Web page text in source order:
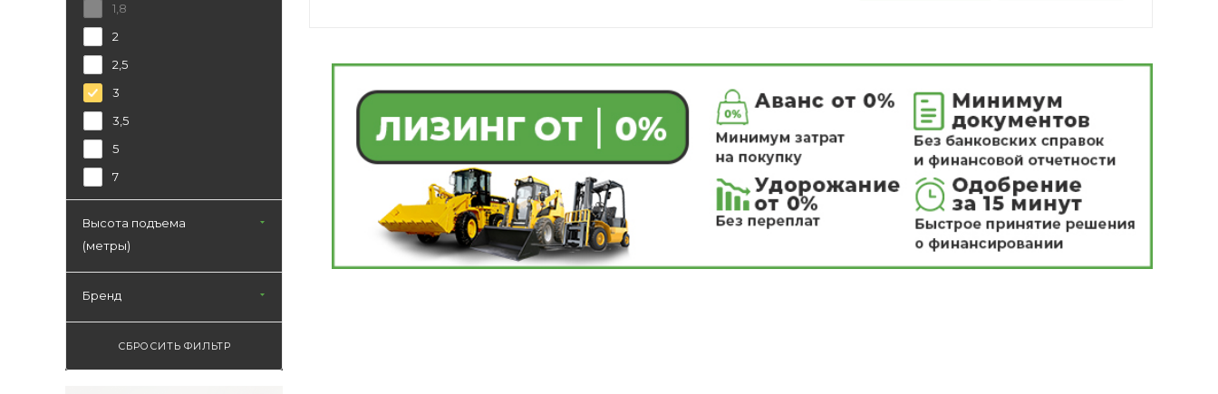
1,8
2
2,5
3
3,5
5
7
10
Высота подъема
(метры)
Бренд
СБРОСИТЬ ФИЛЬТР